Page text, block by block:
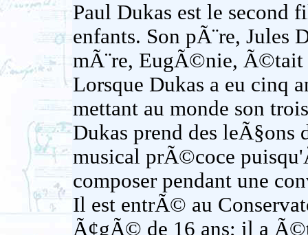
Paul Dukas est le second
enfants. Son pÃ¨re, Jules
mÃ¨re, EugÃ©nie,
Lorsque Dukas a eu cinq
mettant au monde son
Dukas prend des leÃ§ons
musical prÃ©coce
composer pendant une
Il est entrÃ© au
Ã¢gÃ© de 16 ans; il a